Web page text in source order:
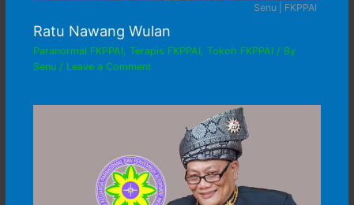
Senu | FKPPAI
Ratu Nawang Wulan
Paranormal FKPPAI, Terapis FKPPAI, Tokoh FKPPAI/ By
Senu / Leave a Comment